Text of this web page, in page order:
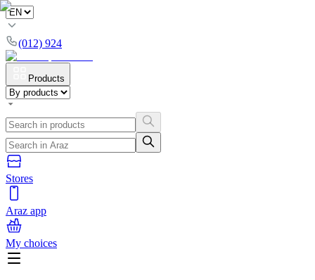
(012) 924
Products
Stores
Araz app
My choices